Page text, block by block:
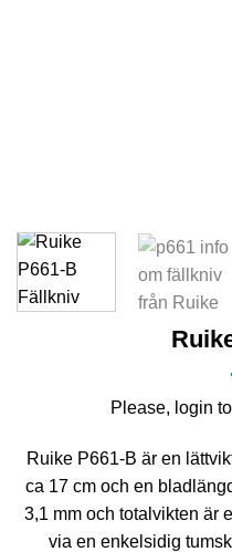
Please, login
Ruike P661-B är en
ca 17 cm och en
3,1 mm och totalvikten är
via en enkelsidig